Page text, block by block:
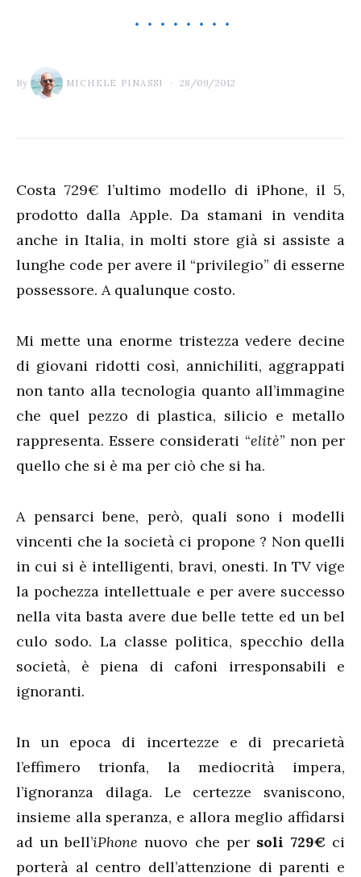
By MICHELE PINASSI 28/09/2012
Costa 729€ l’ultimo modello di iPhone, il 5,
prodotto dalla Apple. Da stamani in vendita
anche in Italia, in molti store già si assiste a
lunghe code per avere il “privilegio” di esserne
possessore. A qualunque costo.
Mi mette una enorme tristezza vedere decine
di giovani ridotti così, annichiliti, aggrappati
non tanto alla tecnologia quanto all’immagine
che quel pezzo di plastica, silicio e metallo
rappresenta. Essere considerati “elitè” non per
quello che si è ma per ciò che si ha.
A pensarci bene, però, quali sono i modelli
vincenti che la società ci propone ? Non quelli
in cui si è intelligenti, bravi, onesti. In TV vige
la pochezza intellettuale e per avere successo
nella vita basta avere due belle tette ed un bel
culo sodo. La classe politica, specchio della
società, è piena di cafoni irresponsabili e
ignoranti.
In un epoca di incertezze e di precarietà
l’effimero trionfa, la mediocrità impera,
l’ignoranza dilaga. Le certezze svaniscono,
insieme alla speranza, e allora meglio affidarsi
ad un bell’iPhone nuovo che per soli 729€ci
porterà al centro dell’attenzione di parenti e